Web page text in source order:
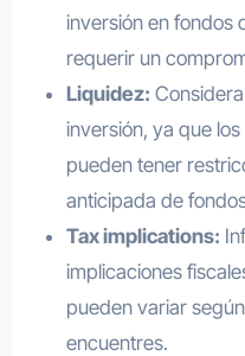
inversión en fondos
requerir un
Liquidez:
inversión, ya que
pueden tener
anticipada de
Tax implications:
implicaciones
pueden variar
encuentres.